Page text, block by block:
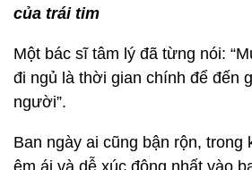
của trái tim
Một bác sĩ tâm lý đã từng nói:
đi ngủ là thời gian chính để đến
người”.
Ban ngày ai cũng bận rộn, trong